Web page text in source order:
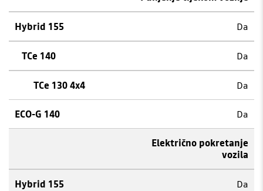
Da
Da
Da
Da
Električno pokretanje
vozila
Da